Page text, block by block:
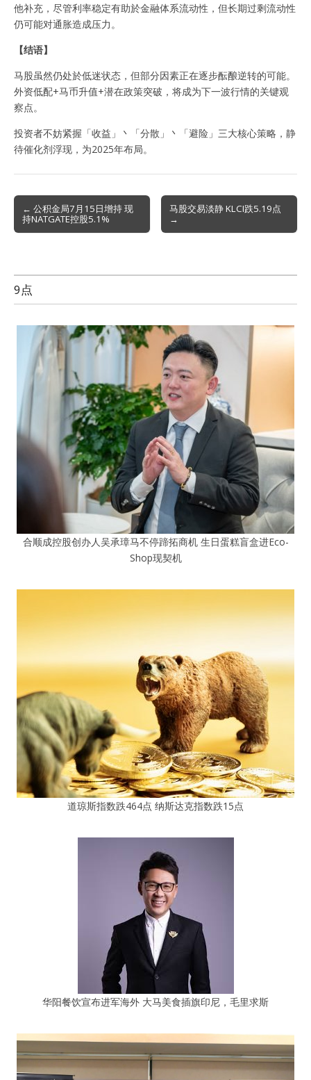
他补充，尽管利率稳定有助於金融体系流动性，但长期过剩流动性
仍可能对通胀造成压力。
【结语】
马股虽然仍处於低迷状态，但部分因素正在逐步酝酿逆转的可能。
外资低配+马币升值+潜在政策突破，将成为下一波行情的关键观
察点。
投资者不妨紧握「收益」丶「分散」丶「避险」三大核心策略，静
待催化剂浮现，为2025年布局。
Post
navigation
← 公积金局7月15日增持 现
持NATGATE控股5.1%
马股交易淡静 KLCI跌5.19点
→
9点
合顺成控股创办人吴承璋马不停蹄拓商机 生日蛋糕盲盒进Eco-
Shop现契机
道琼斯指数跌464点 纳斯达克指数跌15点
华阳餐饮宣布进军海外 大马美食插旗印尼，毛里求斯